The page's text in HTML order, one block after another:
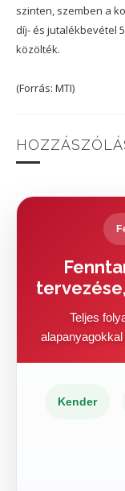
szinten, szemben a
díj- és jutalékbevétel
közölték.
(Forrás: MTI)
Teljes
Kender